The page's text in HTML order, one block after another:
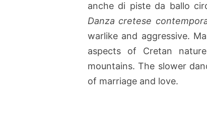
anche di piste da ballo
Danza cretese
warlike and aggressive.
aspects of Cretan
mountains. The slower
of marriage and love.